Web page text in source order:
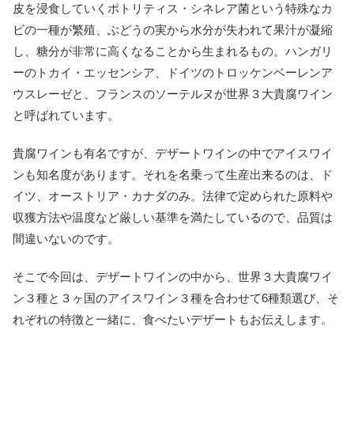
皮を浸食していくポトリティス・シネレア菌という特殊なカ
ビの一種が繁殖、ぶどうの実から水分が失われて果汁が凝縮
し、糖分が非常に高くなることから生まれるもの。ハンガリ
ーのトカイ・エッセンシア、ドイツのトロッケンベーレンア
ウスレーゼと、フランスのソーテルヌが世界３大貴腐ワイン
と呼ばれています。
貴腐ワインも有名ですが、デザートワインの中でアイスワイ
ンも知名度があります。それを名乗って生産出来るのは、ド
イツ、オーストリア・カナダのみ。法律で定められた原料や
収獲方法や温度など厳しい基準を満たしているので、品質は
間違いないのです。
そこで今回は、デザートワインの中から、世界３大貴腐ワイ
ン３種と３ヶ国のアイスワイン３種を合わせて6種類選び、そ
れぞれの特徴と一緒に、食べたいデザートもお伝えします。